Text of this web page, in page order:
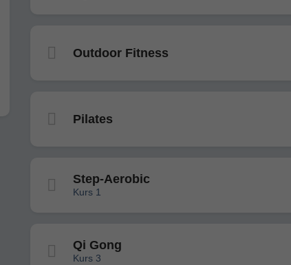
Outdoor Fitness
Pilates
Step-Aerobic
Kurs 1
Qi Gong
Kurs 3